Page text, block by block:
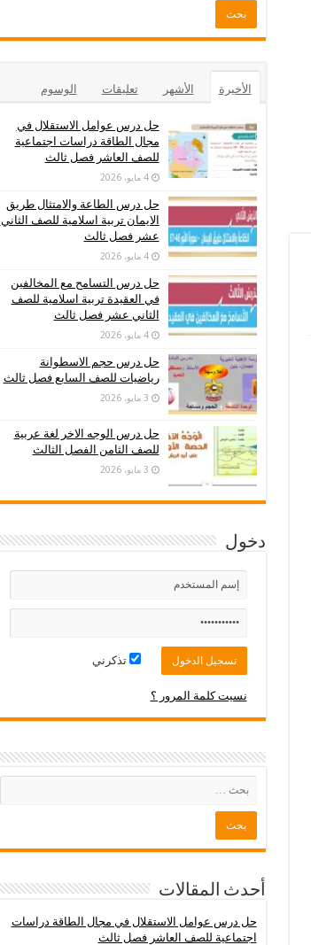
الأخيرة الأشهر تعليقات الوسوم
حل درس عوامل الاستقلال في
مجال الطاقة دراسات اجتماعية
للصف العاشر فصل ثالث
4 مايو، 2026
حل درس الطاعة والامتثال طريق
الايمان تربية اسلامية للصف الثاني
عشر فصل ثالث
4 مايو، 2026
حل درس التسامح مع المخالفين
في العقيدة تربية اسلامية للصف
الثاني عشر فصل ثالث
4 مايو، 2026
حل درس حجم الاسطوانة
رياضيات للصف السابع فصل ثالث
3 مايو، 2026
حل درس الوجه الاخر لغة عربية
للصف الثامن الفصل الثالث
3 مايو، 2026
دخول
تذكرني
نسيت كلمة المرور ؟
أحدث المقالات
حل درس عوامل الاستقلال في مجال الطاقة دراسات
اجتماعية للصف العاشر فصل ثالث